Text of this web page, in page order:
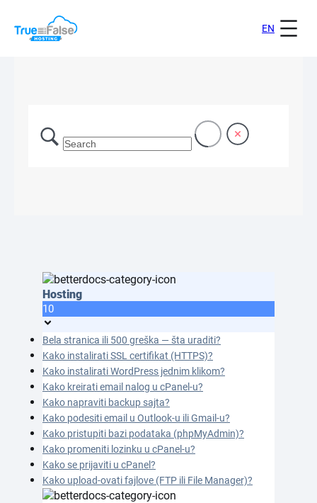
EN
Hosting
10
Bela stranica ili 500 greška — šta uraditi?
Kako instalirati SSL certifikat (HTTPS)?
Kako instalirati WordPress jednim klikom?
Kako kreirati email nalog u cPanel-u?
Kako napraviti backup sajta?
Kako podesiti email u Outlook-u ili Gmail-u?
Kako pristupiti bazi podataka (phpMyAdmin)?
Kako promeniti lozinku u cPanel-u?
Kako se prijaviti u cPanel?
Kako upload-ovati fajlove (FTP ili File Manager)?